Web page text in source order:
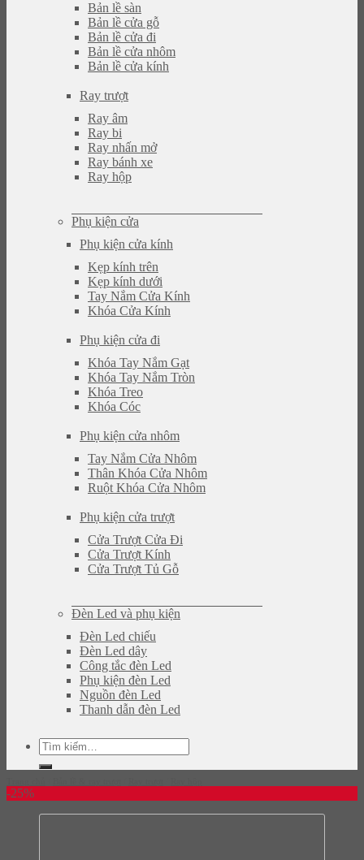
Bản lề sàn
Bản lề cửa gỗ
Bản lề cửa đi
Bản lề cửa nhôm
Bản lề cửa kính
Ray trượt
Ray âm
Ray bi
Ray nhấn mở
Ray bánh xe
Ray hộp
Phụ kiện cửa
Phụ kiện cửa kính
Kẹp kính trên
Kẹp kính dưới
Tay Nắm Cửa Kính
Khóa Cửa Kính
Phụ kiện cửa đi
Khóa Tay Nắm Gạt
Khóa Tay Nắm Tròn
Khóa Treo
Khóa Cóc
Phụ kiện cửa nhôm
Tay Nắm Cửa Nhôm
Thân Khóa Cửa Nhôm
Ruột Khóa Cửa Nhôm
Phụ kiện cửa trượt
Cửa Trượt Cửa Đi
Cửa Trượt Kính
Cửa Trượt Tủ Gỗ
Đèn Led và phụ kiện
Đèn Led chiếu
Đèn Led dây
Công tắc đèn Led
Phụ kiện đèn Led
Nguồn đèn Led
Thanh dẫn đèn Led
Tìm
kiếm:
-25%